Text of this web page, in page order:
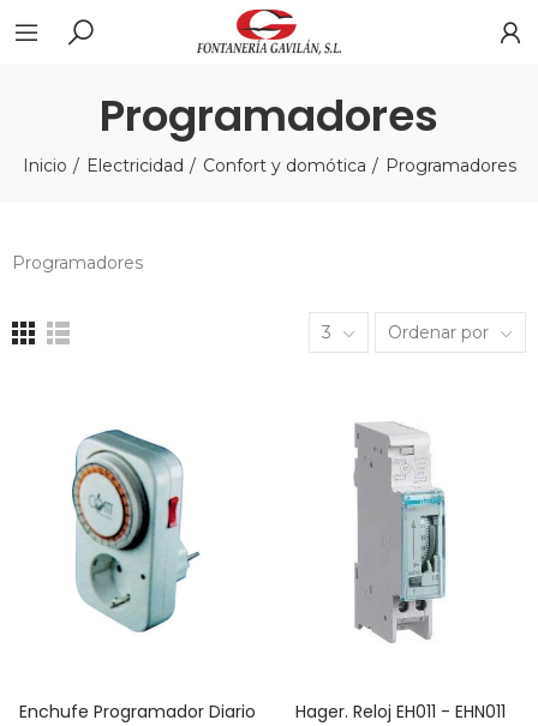
Programadores
Inicio Electricidad Confort y domótica Programadores
Programadores
3 Ordenar por
DESCUBRE
Enchufe Programador Diario DESCUBRE
Hager. Reloj EH011 - EHN011